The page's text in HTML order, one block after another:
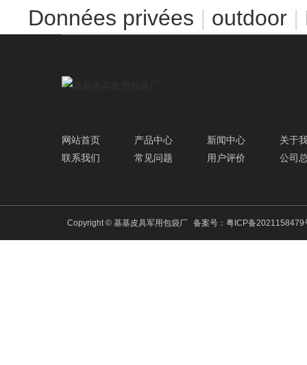
Données privées | outdoor |
网站首页 产品中心 新闻中心
关于
联系我们
常见问题 用户评价 公司
Copyright © 基基皮具军用包袋厂 备案号： 粤ICP备2021158479